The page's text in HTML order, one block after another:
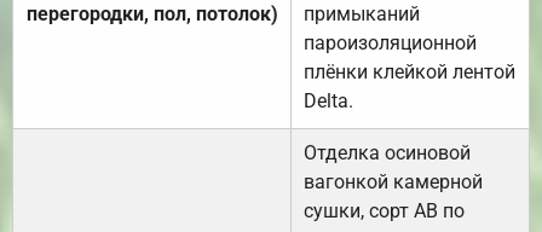
перегородки, пол, потолок)
примыканий
пароизоляционной
плёнки клейкой лентой
Delta.
Отделка осиновой
вагонкой камерной
сушки, сорт АВ по